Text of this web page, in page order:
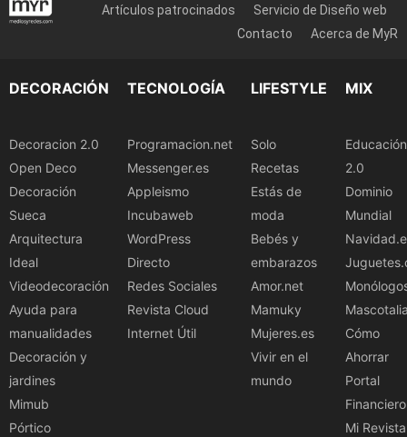
Artículos patrocinados
Servicio de Diseño web
Contacto
Acerca de MyR
DECORACIÓN
Decoracion 2.0
Open Deco
Decoración
Sueca
Arquitectura
Ideal
Videodecoración
Ayuda para
manualidades
Decoración y
jardines
Mimub
Pórtico
TECNOLOGÍA
Programacion.net
Messenger.es
Appleismo
Incubaweb
WordPress
Directo
Redes Sociales
Revista Cloud
Internet Útil
LIFESTYLE
Solo
Recetas
Estás de
moda
Bebés y
embarazos
Amor.net
Mamuky
Mujeres.es
Vivir en el
mundo
MIX
Educación
2.0
Dominio
Mundial
Cómo
Ahorrar
Portal
Financiero
Mi Revista